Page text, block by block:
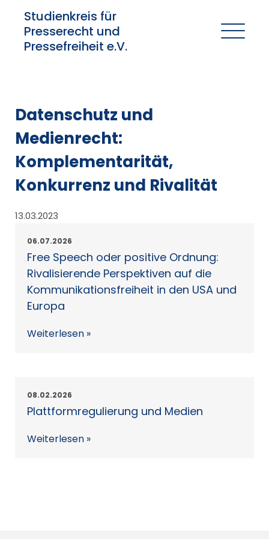
Studienkreis für
Presserecht und
Pressefreiheit e.V.
Datenschutz und
Medienrecht:
Komplementarität,
Konkurrenz und Rivalität
13.03.2023
06.07.2026
Free Speech oder positive Ordnung:
Rivalisierende Perspektiven auf die
Kommunikationsfreiheit in den USA und
Europa
Weiterlesen »
08.02.2026
Plattformregulierung und Medien
Weiterlesen »